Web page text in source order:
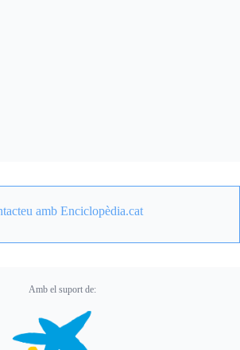
amb Enciclopèdia.cat
Amb el suport de: